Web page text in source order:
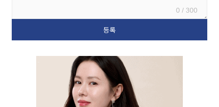
0 / 300